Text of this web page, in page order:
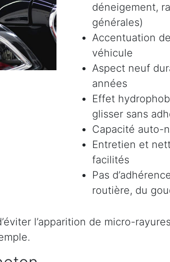
déneigement,
générales)
Accentuation
véhicule
Aspect neuf
années
Effet
glisser sans
Capacité auto-
Entretien et
facilités
Pas
routière, du
l’apparition de micro-